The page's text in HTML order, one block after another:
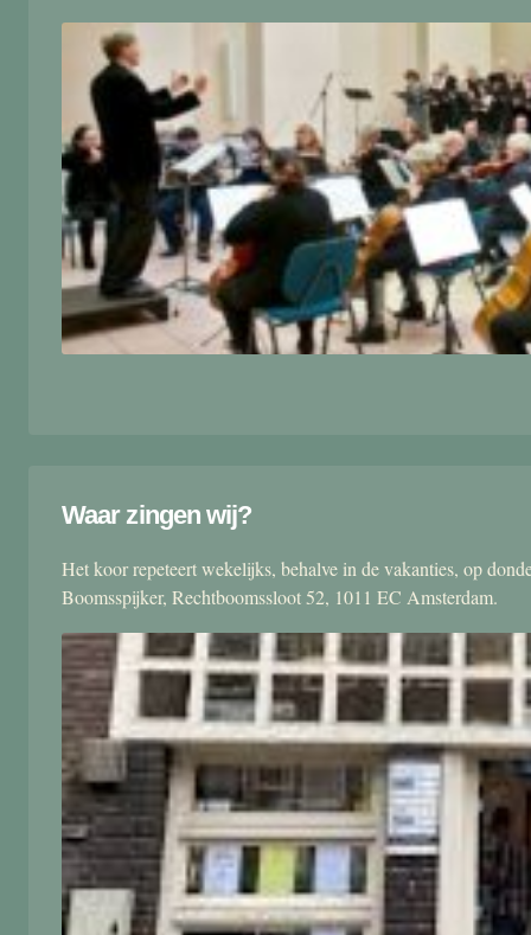
Waar zingen wij?
Het koor repeteert wekelijks, behalve in de vakanties, op
Boomsspijker, Rechtboomssloot 52, 1011 EC Amsterdam.